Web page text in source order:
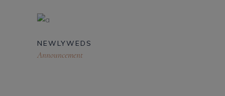
NEWLYWEDS
Announcement